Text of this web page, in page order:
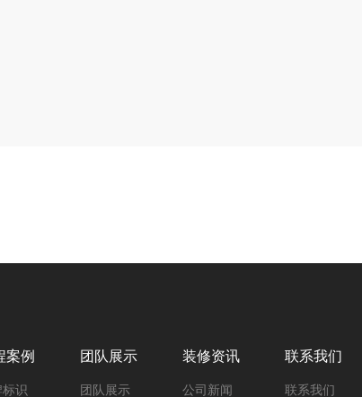
案例
识
团队展示
团队展示
装修资讯
公司新闻
联系我们
联系我们